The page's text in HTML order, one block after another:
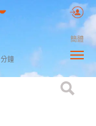
分鐘
簡體